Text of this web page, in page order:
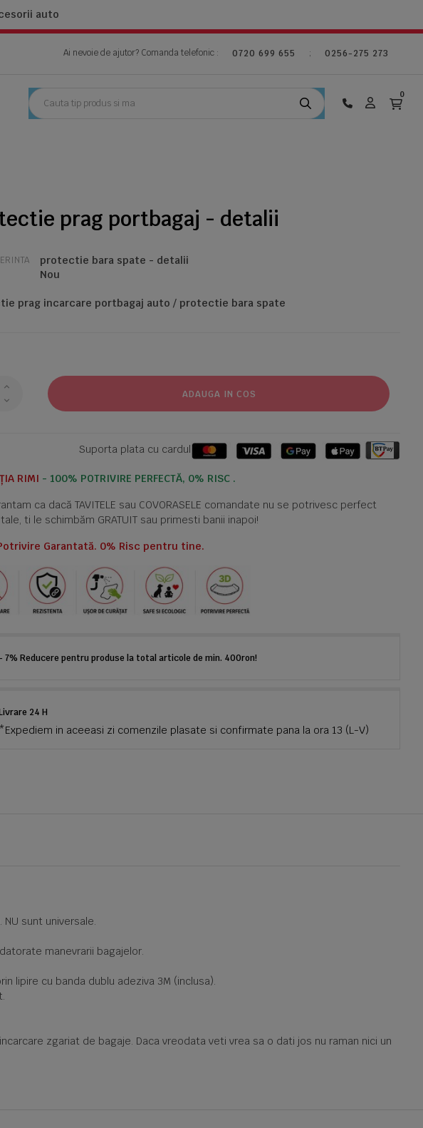
auto
Ai nevoie de ajutor? Comanda telefonic : 0720 699 655 ; 0256-275 273
0
prag portbagaj - detalii
protectie bara spate - detalii
Nou
prag incarcare portbagaj auto / protectie bara spate
ADAUGA IN COS
Suporta plata cu cardul
RIMI - 100% POTRIVIRE PERFECTĂ, 0% RISC .
ca dacă TAVITELE sau COVORASELE comandate nu se potrivesc perfect
ti le schimbăm GRATUIT sau primesti banii inapoi!
Garantată. 0% Risc pentru tine.
7% Reducere pentru produse la total articole de min. 400ron!
24 H
*Expediem in aceeasi zi comenzile plasate si confirmate pana la ora 13 (L-V)
sunt universale.
manevrarii bagajelor.
lipire cu banda dublu adeziva 3M (inclusa).
zgariat de bagaje. Daca vreodata veti vrea sa o dati jos nu raman nici un